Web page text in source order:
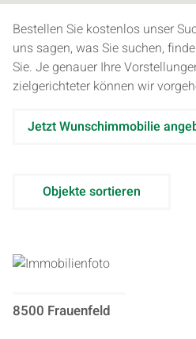
Jetzt Wunschimmobilie
Bestellen Sie kostenlos unser
uns sagen, was Sie suchen,
Sie. Je genauer Ihre
zielgerichteter können wir
Objekte sortieren
8500 Frauenfeld